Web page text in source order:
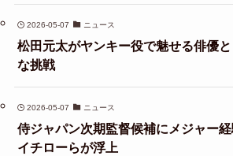
2026-05-07 ニュース
松田元太がヤンキー役で魅せる俳優
な挑戦
2026-05-07 ニュース
侍ジャパン次期監督候補にメジャー
イチローらが浮上